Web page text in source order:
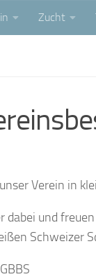
Zucht
Verein in
und
Schweizer